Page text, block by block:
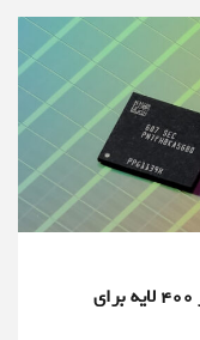
سامسونگ از اولین تراشه حافظه با بیش از ۴۰۰ لایه برای